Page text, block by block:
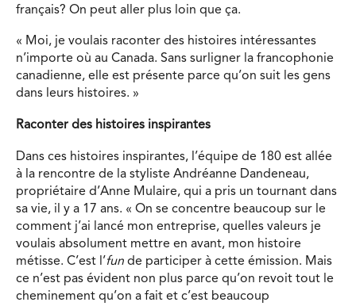
français? On peut aller plus loin que ça.
« Moi, je voulais raconter des histoires intéressantes
n’importe où au Canada. Sans surligner la francophonie
canadienne, elle est présente parce qu’on suit les gens
dans leurs histoires. »
Raconter des histoires inspirantes
Dans ces histoires inspirantes, l’équipe de 180 est allée
à la rencontre de la styliste Andréanne Dandeneau,
propriétaire d’Anne Mulaire, qui a pris un tournant dans
sa vie, il y a 17 ans. « On se concentre beaucoup sur le
comment j’ai lancé mon entreprise, quelles valeurs je
voulais absolument mettre en avant, mon histoire
métisse. C’est l’fun de participer à cette émission. Mais
ce n’est pas évident non plus parce qu’on revoit tout le
cheminement qu’on a fait et c’est beaucoup